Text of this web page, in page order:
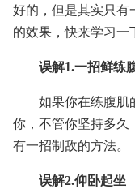
好的，但是其实只有
的效果，快来学习一
误解1.一招鲜练
如果你在练腹肌
你，不管你坚持多久
有一招制敌的方法。
误解2.仰卧起坐